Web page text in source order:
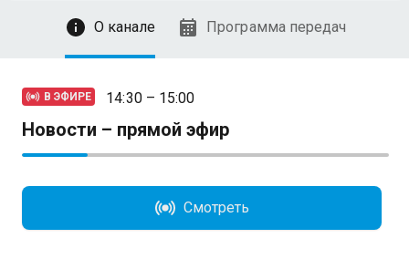
О канале Программа передач
В ЭФИРЕ 14:30 – 15:00
Новости – прямой эфир
Смотреть